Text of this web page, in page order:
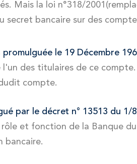
Mais la loi n°318/
secret bancaire sur des
le 19 Décembre
des titulaires de ce
compte.
par le décret n° 13513 du 1/
et fonction de la Banque
bancaire.